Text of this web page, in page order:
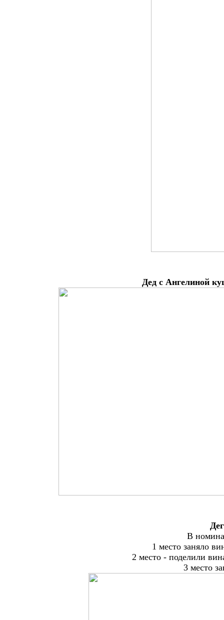
Дед с Ангелиной
В
1 место заняло
2 место - поделили
3 место